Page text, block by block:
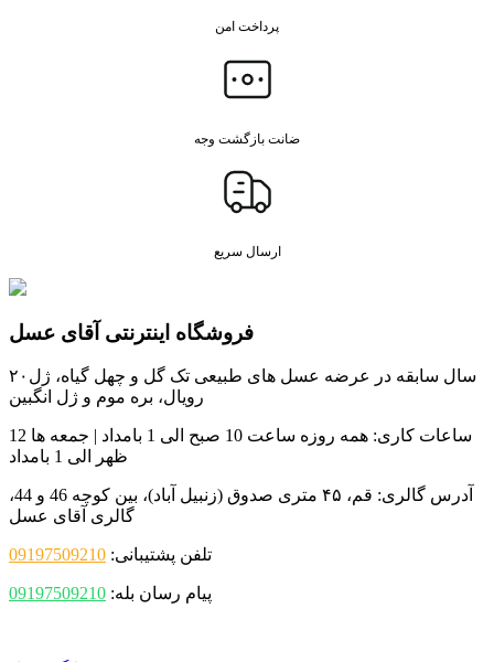
پرداخت امن
ضانت بازگشت وجه
ارسال سریع
فروشگاه اینترنتی آقای عسل
۲۰سال سابقه در عرضه عسل های طبیعی تک گل و چهل گیاه، ژل
رویال، بره موم و ژل انگبین
ساعات کاری:
همه روزه ساعت 10 صبح الی 1 بامداد | جمعه ها 12
ظهر الی 1 بامداد
آدرس گالری:
قم، ۴۵ متری صدوق (زنبیل آباد)، بین کوچه 46 و 44،
گالری آقای عسل
تلفن پشتیبانی: 09197509210
پیام رسان بله: 09197509210